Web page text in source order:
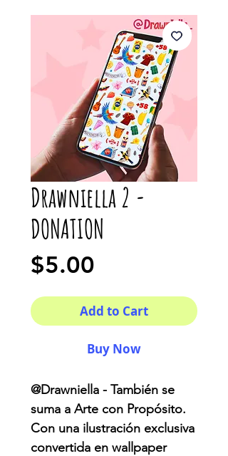
Drawniella 2 -
DONATION
$5.00
Add to Cart
Buy Now
@Drawniella - También se
suma a Arte con Propósito.
Con una ilustración exclusiva
convertida en wallpaper